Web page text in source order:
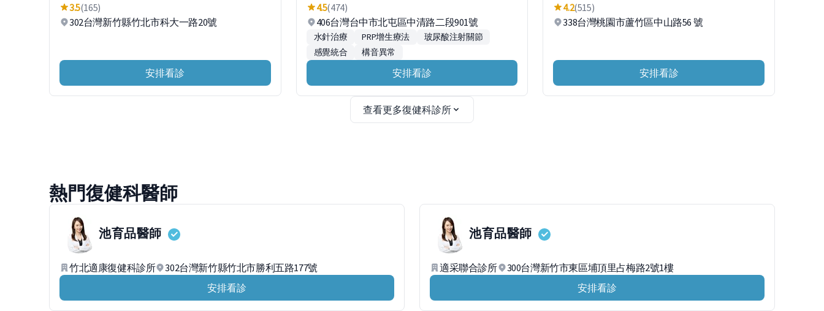
3.5(165)
302台灣新竹縣竹北市科大一路20號
安排看診
4.5(474)
406台灣台中市北屯區中清路二段901號
水針治療 PRP增生療法
玻尿酸注射關節
感覺統合
構音異常
安排看診
4.2(515)
338台灣桃園市蘆竹區中山路56 號
安排看診
查看更多復健科診所
熱門復健科醫師
池育品醫師
竹北適康復健科診所
302台灣新竹縣竹北市勝利五路177號
安排看診
池育品醫師
適采聯合診所
300台灣新竹市東區埔頂里占梅路2號1樓
安排看診